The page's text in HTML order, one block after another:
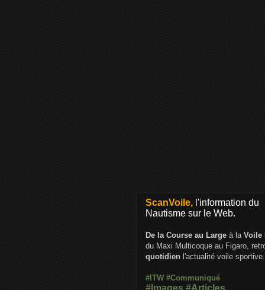
ScanVoile, l'information du
Nautisme sur le Web.
De la Course au Large à la Voile
du Maxi Multicoque au Figaro,
quotidien l'actualité voile sportive.
#ITW #Communiqué
#Images #Articles